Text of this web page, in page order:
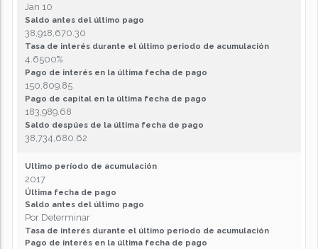
Jan 10
Saldo antes del último pago
38,918,670.30
Tasa de interés durante el último periodo de acumulación
4.6500%
Pago de interés en la última fecha de pago
150,809.85
Pago de capital en la última fecha de pago
183,989.68
Saldo despúes de la última fecha de pago
38,734,680.62
Ultimo período de acumulación
2017
Última fecha de pago
Saldo antes del último pago
Por Determinar
Tasa de interés durante el último periodo de acumulación
Pago de interés en la última fecha de pago